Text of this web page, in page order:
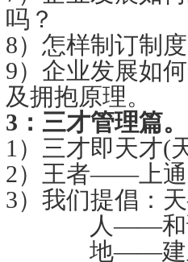
吗？
8）怎样制订制
9）企业发展如
及拥抱原理。
3： 三才管理篇。
1）三才即天才(
2）王者——上通
3）我们提倡：
人——和谐
地——建立资